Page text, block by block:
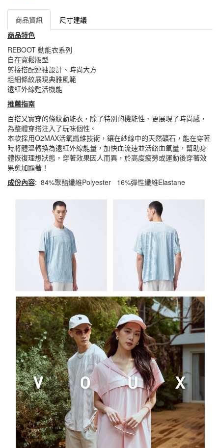
商品資訊
尺寸建議
商品特色
REBOOT 動能衣系列
自在寬鬆版型
剪接搭配連袖設計、時尚大方
粗細條紋展現典雅風範
遠紅外線甦活機能
推薦指南
百搭又實穿的條紋動能衣，除了特別的機能性、更展現了時尚感，
為整體穿搭注入了玩味個性。
本款採用O2MAX活氧纖維技術，鑲在紗線中的天然礦石，能在穿著
時將體溫轉換為遠紅外線能量，加快血流速並活絡血氧量，幫助身
體恢復理想狀態，穿著效果因人而異，於高度疲勞或運動後穿著效
果愈加顯著！
成份內容: 84%聚酯纖維Polyester 16%彈性纖維Elastane